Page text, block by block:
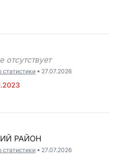
отсутствует
27.07.2026
РАЙОН
27.07.2026